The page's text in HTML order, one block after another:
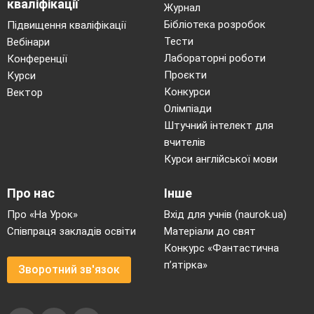
3 – вліво;
4 – вправо.
В. п. – о. с.- руки на поясі, м’яч між
1-4 кругові оберти головою;
5-8 в іншу сторону.
3.В. п. – о. с. – м’яч в руках знизу.
до верху, зробити
сплеск за спиною;
2 -спіймати його двома руками
кваліфікації
Підвищення кваліфікації
Вебінари
Конференції
Курси
Вектор
Журнал
Бібліотека розробок
Тести
Лабораторні роботи
Проєкти
Конкурси
Олімпіади
Штучний інтелект для
вчителів
Курси англійської мови
Про нас
Про «На Урок»
Співпраця закладів освіти
Зворотний зв'язок
Інше
Вхід для учнів (naurok.ua)
Матеріали до свят
Конкурс «Фантастична
п’ятірка»